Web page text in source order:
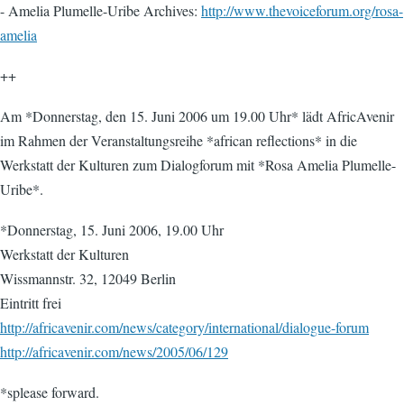
- Amelia Plumelle-Uribe Archives: http://www.thevoiceforum.org/rosa-
amelia
++
Am *Donnerstag, den 15. Juni 2006 um 19.00 Uhr* lädt AfricAvenir
im Rahmen der Veranstaltungsreihe *african reflections* in die
Werkstatt der Kulturen zum Dialogforum mit *Rosa Amelia Plumelle-
Uribe*.
*Donnerstag, 15. Juni 2006, 19.00 Uhr
Werkstatt der Kulturen
Wissmannstr. 32, 12049 Berlin
Eintritt frei
http://africavenir.com/news/category/international/dialogue-forum
http://africavenir.com/news/2005/06/129
*splease forward.